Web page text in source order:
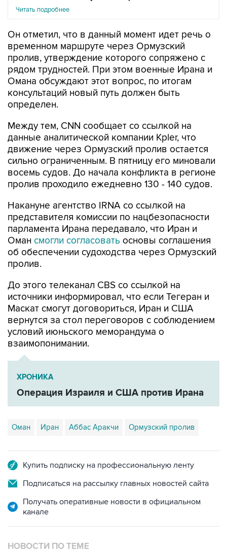
Читать подробнее
Он отметил, что в данный момент идет речь о
временном маршруте через Ормузский
пролив, утверждение которого сопряжено с
рядом трудностей. При этом военные Ирана и
Омана обсуждают этот вопрос, по итогам
консультаций новый путь должен быть
определен.
Между тем, CNN сообщает со ссылкой на
данные аналитической компании Kpler, что
движение через Ормузский пролив остается
сильно ограниченным. В пятницу его миновали
восемь судов. До начала конфликта в регионе
пролив проходило ежедневно 130 - 140 судов.
Накануне агентство IRNA со ссылкой на
представителя комиссии по нацбезопасности
парламента Ирана передавало, что Иран и
Оман смогли согласовать основы соглашения
об обеспечении судоходства через Ормузский
пролив.
До этого телеканал CBS со ссылкой на
источники информировал, что если Тегеран и
Маскат смогут договориться, Иран и США
вернутся за стол переговоров с соблюдением
условий июньского меморандума о
взаимопонимании.
ХРОНИКА
Операция Израиля и США против Ирана
Оман Иран Аббас Аракчи Ормузский пролив
Купить подписку на профессиональную ленту
Подписаться на рассылку главных новостей сайта
Получать оперативные новости в официальном
канале
НОВОСТИ ПО ТЕМЕ